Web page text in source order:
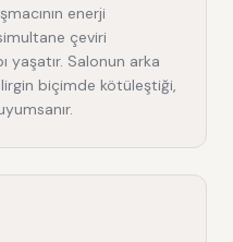
enerji
çeviri
yaşatır. Salonun arka
biçimde kötüleştiği,